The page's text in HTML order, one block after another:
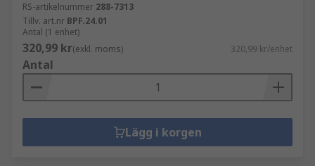
RS-artikelnummer 288-7313
Tillv. art.nr BPF.24.01
Antal (1 enhet)
320,99 kr(exkl. moms) 320,99 kr/enhet
Antal
Lägg i korgen